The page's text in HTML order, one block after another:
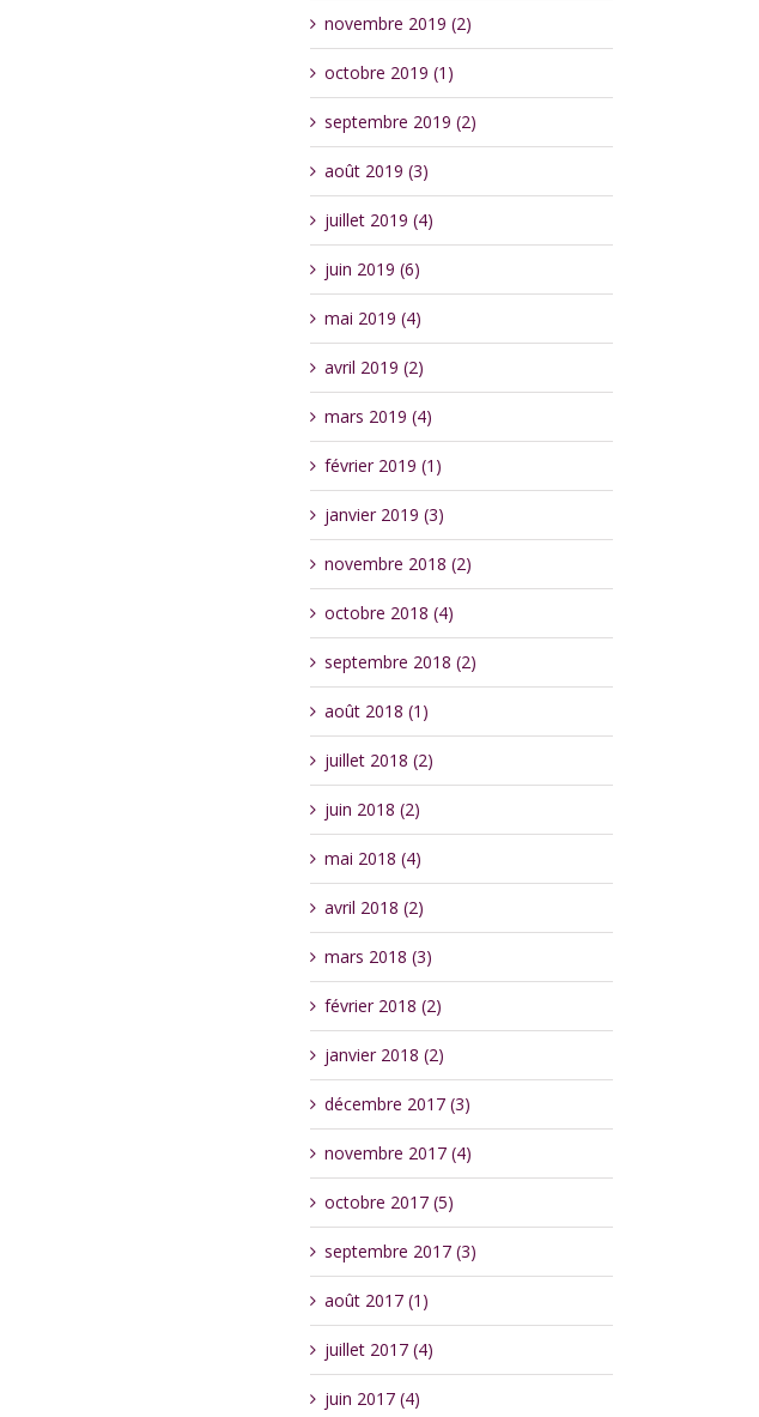
novembre 2019 (2)
octobre 2019 (1)
septembre 2019 (2)
août 2019 (3)
juillet 2019 (4)
juin 2019 (6)
mai 2019 (4)
avril 2019 (2)
mars 2019 (4)
février 2019 (1)
janvier 2019 (3)
novembre 2018 (2)
octobre 2018 (4)
septembre 2018 (2)
août 2018 (1)
juillet 2018 (2)
juin 2018 (2)
mai 2018 (4)
avril 2018 (2)
mars 2018 (3)
février 2018 (2)
janvier 2018 (2)
décembre 2017 (3)
novembre 2017 (4)
octobre 2017 (5)
septembre 2017 (3)
août 2017 (1)
juillet 2017 (4)
juin 2017 (4)